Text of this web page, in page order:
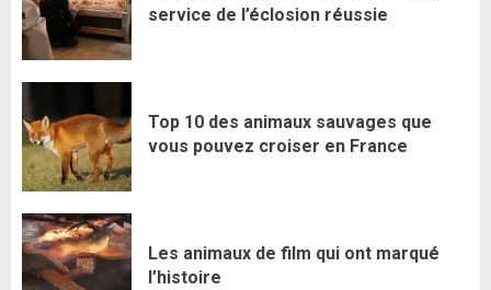
service de l’éclosion réussie
Top 10 des animaux sauvages que
vous pouvez croiser en France
Les animaux de film qui ont marqué
l’histoire